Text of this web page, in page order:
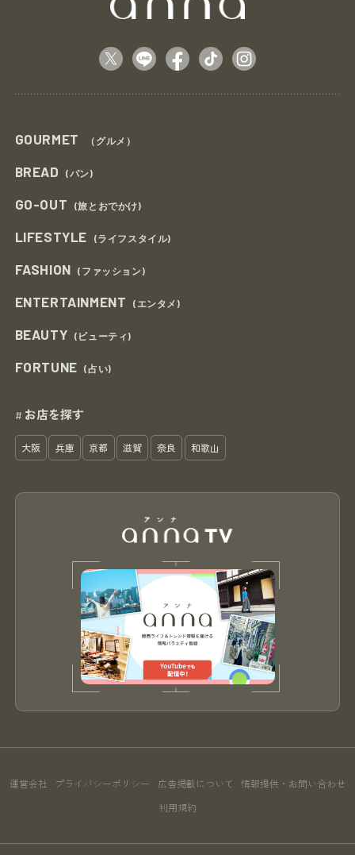
GOURMET （グルメ）
BREAD (パン)
GO-OUT (旅とおでかけ)
LIFESTYLE (ライフスタイル)
FASHION (ファッション)
ENTERTAINMENT (エンタメ)
BEAUTY (ビューティ)
FORTUNE (占い)
# お店を探す
大阪 兵庫 京都 滋賀 奈良 和歌山
運営会社 プライバシーポリシー 広告掲載について 情報提供・お問い合わせ
利用規約